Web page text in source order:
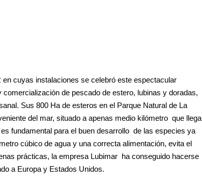
cuyas instalaciones se celebró este espectacular
de pescado de estero, lubinas y doradas,
Sus 800 Ha de esteros en el Parque Natural de La
del mar, situado a apenas medio kilómetro que llega
fundamental para el buen desarrollo de las especies ya
cúbico de agua y una correcta alimentación, evita el
prácticas, la empresa Lubimar ha conseguido hacerse
a Europa y Estados Unidos.